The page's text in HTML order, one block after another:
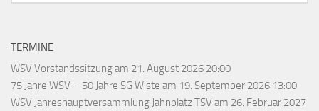
TERMINE
WSV Vorstandssitzungam 21. August 2026 20:00
75 Jahre WSV – 50 Jahre SG Wiste am 19. September 2026 13:00
WSV Jahreshauptversammlung Jahnplatz TSV am 26. Februar 2027